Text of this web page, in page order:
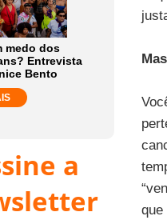
medo dos
Entrevista
Bento
a
que